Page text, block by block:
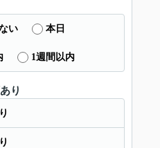
い 本日
1週間以内
り